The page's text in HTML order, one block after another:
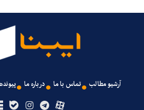
آرشیو مطالب تماس با ما درباره ما